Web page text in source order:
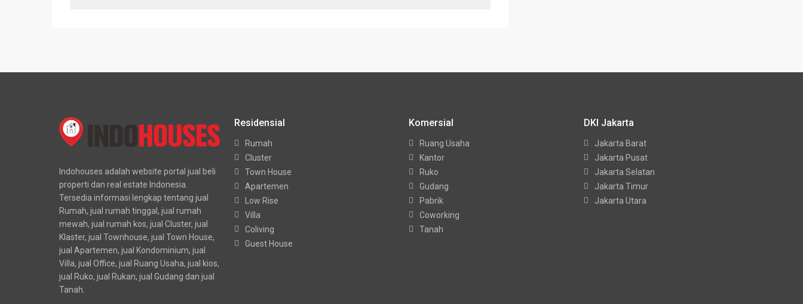
Indohouses adalah website portal jual beli
properti dan real estate Indonesia.
Tersedia informasi lengkap tentang jual
Rumah, jual rumah tinggal, jual rumah
mewah, jual rumah kos, jual Cluster, jual
Klaster, jual Townhouse, jual Town House,
jual Apartemen, jual Kondominium, jual
Villa, jual Office, jual Ruang Usaha, jual kios,
jual Ruko, jual Rukan, jual Gudang dan jual
Tanah.
Residensial
Rumah
Cluster
Town House
Apartemen
Low Rise
Villa
Coliving
Guest House
Komersial
Ruang Usaha
Kantor
Ruko
Gudang
Pabrik
Coworking
Tanah
DKI Jakarta
Jakarta Barat
Jakarta Pusat
Jakarta Selatan
Jakarta Timur
Jakarta Utara